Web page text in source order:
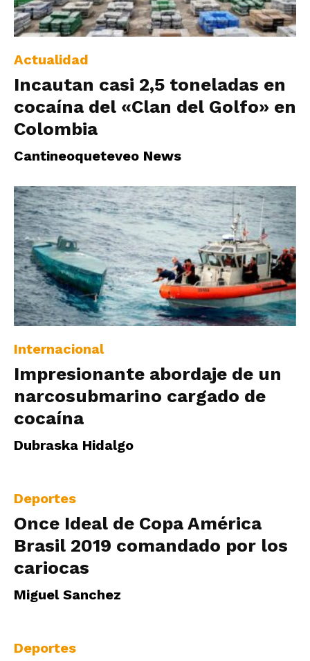
Actualidad
Incautan casi 2,5 toneladas en
cocaína del «Clan del Golfo» en
Colombia
Cantineoqueteveo News
Internacional
Impresionante abordaje de un
narcosubmarino cargado de
cocaína
Dubraska Hidalgo
Deportes
Once Ideal de Copa América
Brasil 2019 comandado por los
cariocas
Miguel Sanchez
Deportes